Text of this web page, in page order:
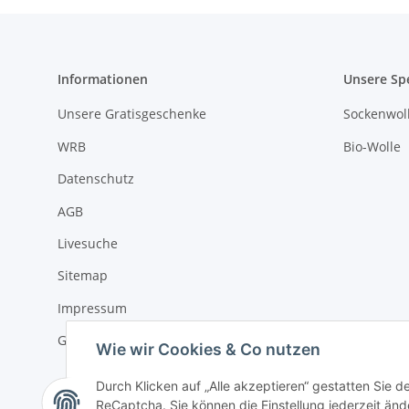
Wie wir Cookies & Co nutzen
Durch Klicken auf „Alle akzeptieren“ gestatten Sie
ReCaptcha. Sie können die Einstellung jederzeit
Informationen
Unsere Gratisgeschenke
WRB
Datenschutz
AGB
Livesuche
Sitemap
Impressum
Gewinnspiel-Teilnahmebedingungen
Unsere
Bio-Wolle